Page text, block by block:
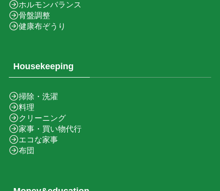
ホルモンバランス
骨盤調整
健康布ぞうり
Housekeeping
掃除・洗濯
料理
クリーニング
家事・買い物代行
エコな家事
布団